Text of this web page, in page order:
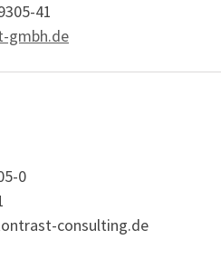
41
gmbh.de
0
consulting.de